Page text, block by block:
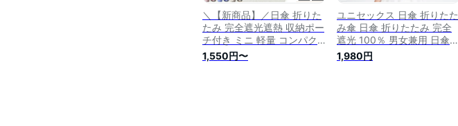
＼【新商品】／日傘 折りた
たみ 完全遮光遮熱 収納ポー
チ付き ミニ 軽量 コンパク
ト レディース 紫外線対策
折りたたみ傘 晴雨兼用 丈夫
1,550円〜
ユニセックス 日傘 折りたた
み傘 日傘 折りたたみ 完全
遮光 100％ 男女兼用 日傘
軽量 uvカット 折りたたみ傘
レディース 完全遮光 折り畳
1,980円